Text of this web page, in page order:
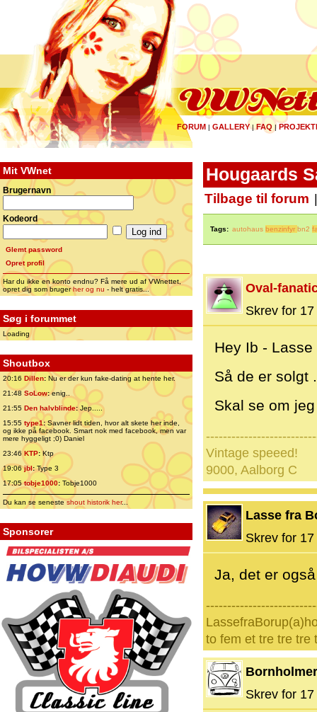
FORUM | GALLERY|FAQ |
Mit VWnet
Brugernavn
Kodeord
Glemt password
Opret profil
Har du ikke en konto endnu? Få mere ud af VWnettet,
opret dig som brugerher og nu - helt gratis...
Søg i forummet
Loading
Shoutbox
20:16 Dillen: Nu er der kun fake-dating at hente her.
21:48 SoLow:enig..
21:55 Den halvblinde:Jep.....
15:55 type1:Savner lidt tiden, hvor alt skete her inde,
og ikke på facebook. Smart nok med facebook, men var
mere hyggeligt ;0) Daniel
23:46 KTP:Ktp
19:06jbl:Type 3
17:05tobje1000: Tobje1000
Du kan se senesteshout historik her...
Sponsorer
Hougaards
Tilbage til forum
Tags: autohaus benzinfyr bn2
Oval-
Skrev for
Hey Ib -
Så de er solgt
Skal se om
Vintage speeed!
9000, Aalborg C
Lasse fra
Skrev for
Ja, det er
to fem et tre tre tre
Bornholmer
Skrev for